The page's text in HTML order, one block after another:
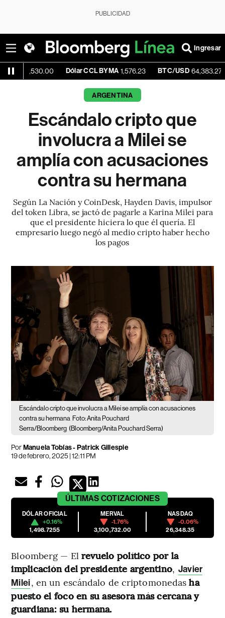
PUBLICIDAD
Ingresar
Dólar CCL BYMA 1,576.23 BTC/USD 64,383.27 -0.01%
ARGENTINA
Escándalo cripto que
involucra a Milei se
amplía con acusaciones
contra su hermana
Según La Nación y CoinDesk, Hayden Davis, impulsor
del token Libra, se jactó de pagarle a Karina Milei para
que el presidente hiciera lo que él quería. El
empresario luego negó al medio cripto haber hecho
los pagos
Escándalo cripto que involucra a Milei se amplía con acusaciones
contra su hermana Foto: Anita Pouchard
Serra/Bloomberg (Bloomberg/Anita Pouchard Serra)
PorManuela Tobías - Patrick Gillespie
19 de febrero, 2025 | 12:11 PM
ÚLTIMAS COTIZACIONES
DÓLAR OFICIAL
+0.16%
1,498.7255
MERVAL
-1.76%
3,100,732.00
NASDAQ
-0.06%
26,348.35
Bloomberg — El revuelo político por la
implicación del presidente argentino, Javier
Milei, en un escándalo de criptomonedasha
puesto el foco en su asesora más cercana y
guardiana: su hermana.